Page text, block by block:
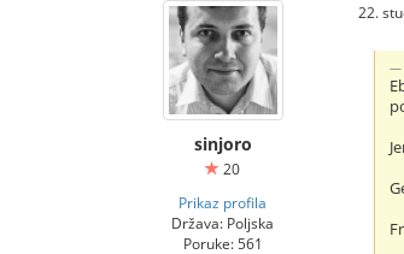
sinjoro
20
Prikaz profila
Država: Poljska
Poruke: 561
22.